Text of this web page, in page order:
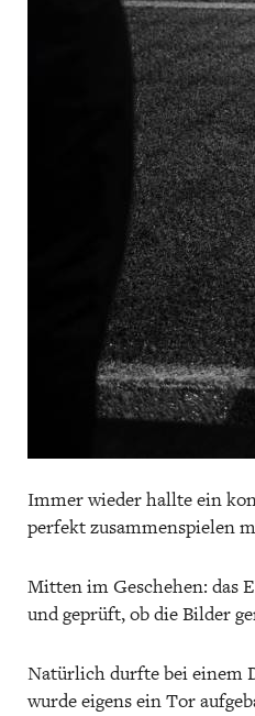
Immer wieder hallte ein
perfekt zusammenspielen
Mitten im Geschehen: das
und geprüft, ob die Bilder
Natürlich durfte bei einem
wurde eigens ein Tor